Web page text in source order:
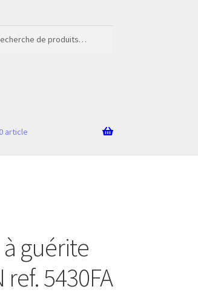
0 article
guérite
ref. 5430FA